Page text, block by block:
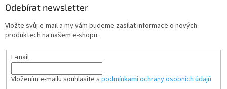
Odebírat newsletter
Vložte svůj e-mail a my vám budeme zasílat informace o nových
produktech na našem e-shopu.
E-mail
Vložením e-mailu souhlasíte s podmínkami ochrany osobních údajů